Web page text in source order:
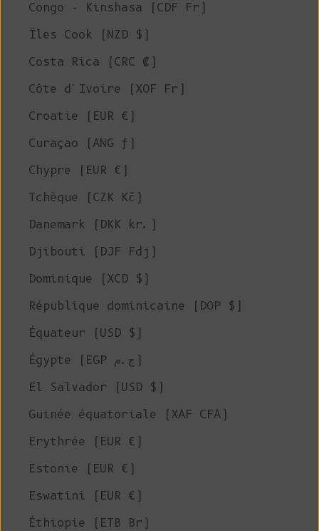
Congo - Kinshasa (CDF Fr)
Îles Cook (NZD $)
Costa Rica (CRC ₡)
Côte d'Ivoire (XOF Fr)
Croatie (EUR €)
Curaçao (ANG ƒ)
Chypre (EUR €)
Tchèque (CZK Kč)
Danemark (DKK kr.)
Djibouti (DJF Fdj)
Dominique (XCD $)
République dominicaine (DOP $)
Équateur (USD $)
Égypte (EGP ج.م)
El Salvador (USD $)
Guinée équatoriale (XAF CFA)
Erythrée (EUR €)
Estonie (EUR €)
Eswatini (EUR €)
Éthiopie (ETB Br)